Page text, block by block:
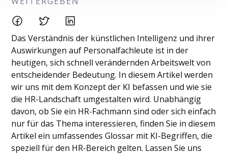
Das Verständnis der künstlichen Intelligenz und ihrer
Auswirkungen auf Personalfachleute ist in der
heutigen, sich schnell verändernden Arbeitswelt von
entscheidender Bedeutung. In diesem Artikel werden
wir uns mit dem Konzept der KI befassen und wie sie
die HR-Landschaft umgestalten wird. Unabhängig
davon, ob Sie ein HR-Fachmann sind oder sich einfach
nur für das Thema interessieren, finden Sie in diesem
Artikel ein umfassendes Glossar mit KI-Begriffen, die
speziell für den HR-Bereich gelten. Lassen Sie uns